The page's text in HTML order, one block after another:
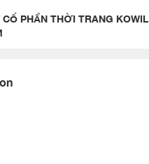
CỔ PHẦN THỜI TRANG KOWIL